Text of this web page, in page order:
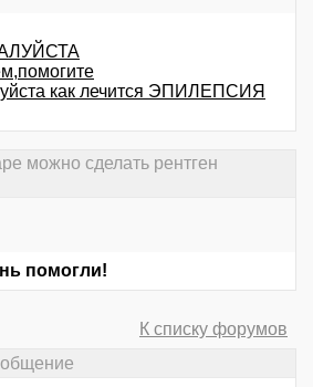
как лечится ЭПИЛЕПСИЯ
можно сделать рентген
помогли!
К списку форумов